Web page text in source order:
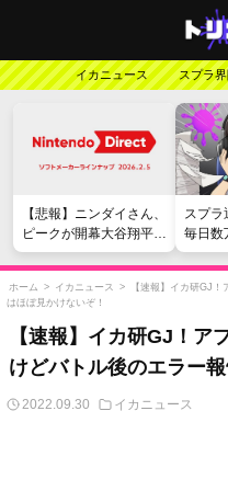
イカニュース スプラ
【悲報】ニンダイさん、
ピークが開幕大谷翔平の
がっかりダイレクトだっ
たと言われてしまう
スプラ
毎日数
い』愚
行
ホーム > イカニュース >
【速報】イカ研GJ
はほぼ見かけないぞ！
【速報】イカ研GJ！ア
けどバトル後のエラー
2022.09.30 イカニュース